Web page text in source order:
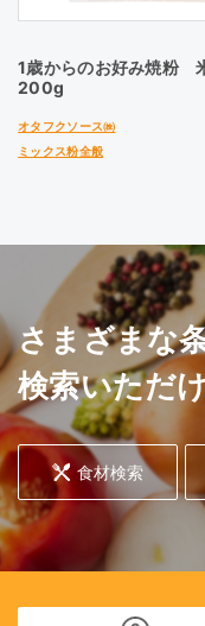
1歳からのお好み焼粉
200g
オタフクソース㈱
ミックス粉全般
さまざまな
検索いただ
食材検索